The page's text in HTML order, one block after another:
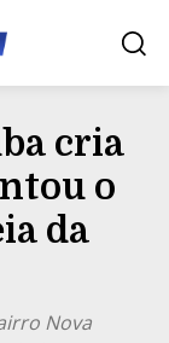
cria
o
da
Nova